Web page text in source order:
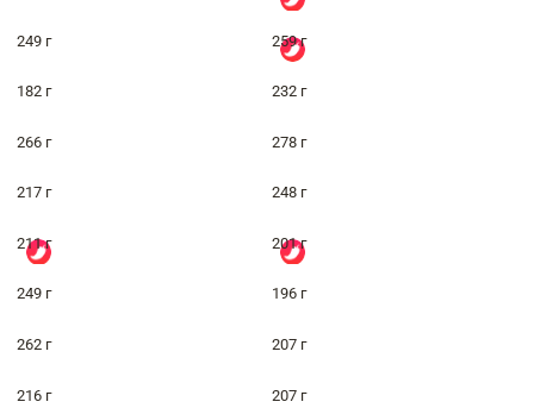
249 г 259 г
182 г 232 г
266 г 278 г
217 г 248 г
211 г 201 г
249 г 196 г
262 г 207 г
216 г 207 г